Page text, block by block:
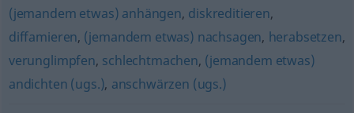
(jemandem etwas) anhängen, diskreditieren,
diffamieren, (jemandem etwas) nachsagen, herabsetzen,
verunglimpfen, schlechtmachen, (jemandem etwas)
andichten (ugs.), anschwärzen (ugs.)